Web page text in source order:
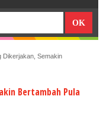
Dikerjakan, Semakin
Bertambah Pula